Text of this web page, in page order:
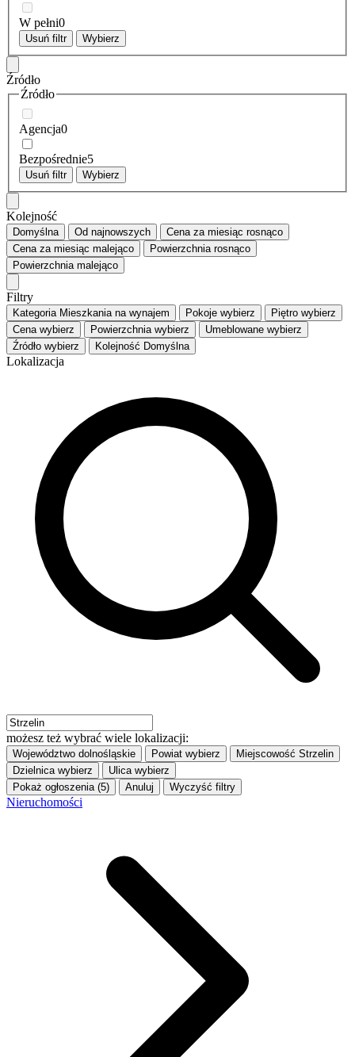
W pełni0
Usuń filtr Wybierz
Źródło
Źródło
Agencja0
Bezpośrednie5
Usuń filtr Wybierz
Kolejność
Domyślna Od najnowszych Cena za miesiąc rosnąco
Cena za miesiąc malejąco Powierzchnia rosnąco
Powierzchnia malejąco
Filtry
Kategoria Mieszkania na wynajem Pokoje wybierz Piętro wybierz
Cena wybierz Powierzchnia wybierz Umeblowane wybierz
Źródło wybierz Kolejność Domyślna
Lokalizacja
możesz też wybrać wiele lokalizacji:
Województwo dolnośląskie Powiat wybierz Miejscowość Strzelin
Dzielnica wybierz Ulica wybierz
Pokaż ogłoszenia (5)
Anuluj Wyczyść filtry
Nieruchomości